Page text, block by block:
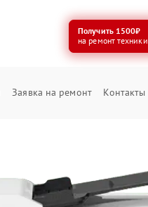
Получить 1500₽
на ремонт техники
Заявка на ремонт Контакты